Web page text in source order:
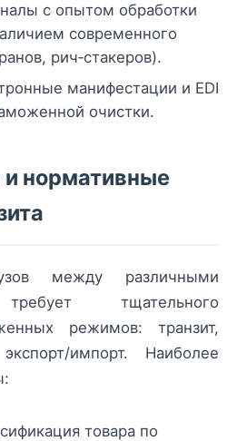
с опытом обработки
современного
рич‑стакеров).
манифестации и EDI
очистки.
нормативные
между различными
тщательного
режимов: транзит,
импорт. Наиболее
товара по